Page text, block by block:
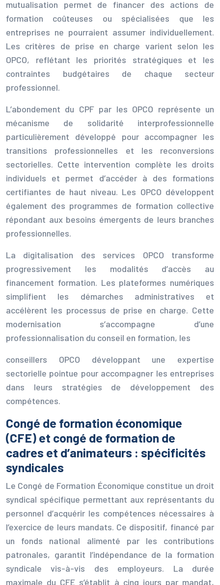
mutualisation permet de financer des actions de
formation coûteuses ou spécialisées que les
entreprises ne pourraient assumer individuellement.
Les critères de prise en charge varient selon les
OPCO, reflétant les priorités stratégiques et les
contraintes budgétaires de chaque secteur
professionnel.
L’abondement du CPF par les OPCO représente un
mécanisme de solidarité interprofessionnelle
particulièrement développé pour accompagner les
transitions professionnelles et les reconversions
sectorielles. Cette intervention complète les droits
individuels et permet d’accéder à des formations
certifiantes de haut niveau. Les OPCO développent
également des programmes de formation collective
répondant aux besoins émergents de leurs branches
professionnelles.
La digitalisation des services OPCO transforme
progressivement les modalités d’accès au
financement formation. Les plateformes numériques
simplifient les démarches administratives et
accélèrent les processus de prise en charge. Cette
modernisation s’accompagne d’une
professionnalisation du conseil en formation, les
conseillers OPCO développant une expertise
sectorielle pointue pour accompagner les entreprises
dans leurs stratégies de développement des
compétences.
Congé de formation économique
(CFE) et congé de formation de
cadres et d’animateurs : spécificités
syndicales
Le Congé de Formation Économique constitue un droit
syndical spécifique permettant aux représentants du
personnel d’acquérir les compétences nécessaires à
l’exercice de leurs mandats. Ce dispositif, financé par
un fonds national alimenté par les contributions
patronales, garantit l’indépendance de la formation
syndicale vis-à-vis des employeurs. La durée
maximale du CFE s’établit à cinq jours par mandat,